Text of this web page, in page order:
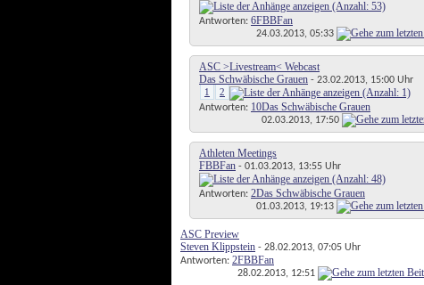
Antworten: 6FBBFan
24.03.2013, 05:33
ASC >Livestream< Webcast
Das Schwäbische Grauen - 23.02.2013, 15:00 Uhr
1
2
Antworten: 10Das Schwäbische Grauen
02.03.2013, 17:50
Athleten Meetings
FBBFan - 01.03.2013, 13:55 Uhr
Antworten: 2Das Schwäbische Grauen
01.03.2013, 19:13
ASC Preview
Steven Klippstein - 28.02.2013, 07:05 Uhr
Antworten: 2FBBFan
28.02.2013, 12:51